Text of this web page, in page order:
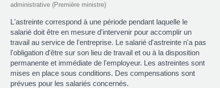
administrative (Première ministre)
L'astreinte correspond à une période pendant laquelle le
salarié doit être en mesure d'intervenir pour accomplir un
travail au service de l'entreprise. Le salarié d'astreinte n'a pas
l'obligation d'être sur son lieu de travail et ou à la disposition
permanente et immédiate de l'employeur. Les astreintes sont
mises en place sous conditions. Des compensations sont
prévues pour les salariés concernés.